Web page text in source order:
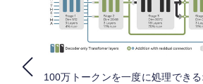
100万トークンを一度に処理でき